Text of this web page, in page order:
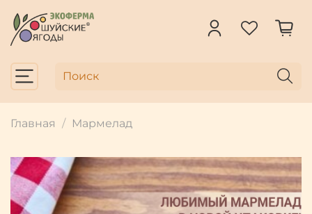
Главная Мармелад